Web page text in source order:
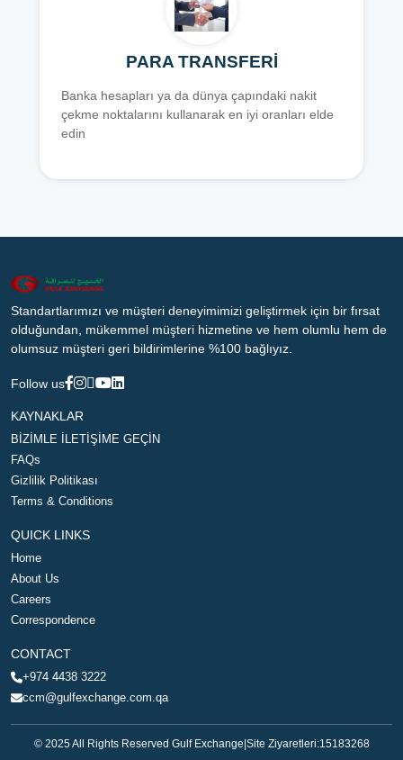
PARA TRANSFERİ
Banka hesapları ya da dünya çapındaki nakit
çekme noktalarını kullanarak en iyi oranları elde
edin
Standartlarımızı ve müşteri deneyimimizi geliştirmek için bir fırsat
olduğundan, mükemmel müşteri hizmetine ve hem olumlu hem de
olumsuz müşteri geri bildirimlerine %100 bağlıyız.
Follow us
KAYNAKLAR
BİZİMLE İLETİŞİME GEÇİN
FAQs
Gizlilik Politikası
Terms & Conditions
QUICK LINKS
Home
About Us
Careers
Correspondence
CONTACT
+974 4438 3222
ccm@gulfexchange.com.qa
© 2025 All Rights Reserved Gulf Exchange Site Ziyaretleri:15183268